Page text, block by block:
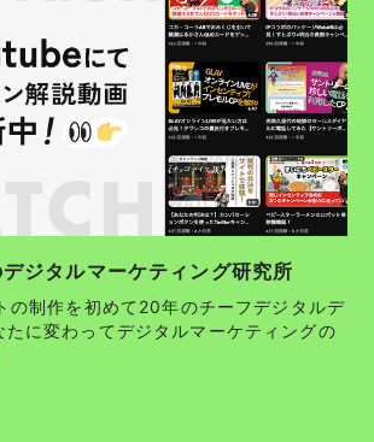
デジタルマーケティング研究所
の制作を初めて20年のチーフデジタルデ
たに変わってデジタルマーケティングの